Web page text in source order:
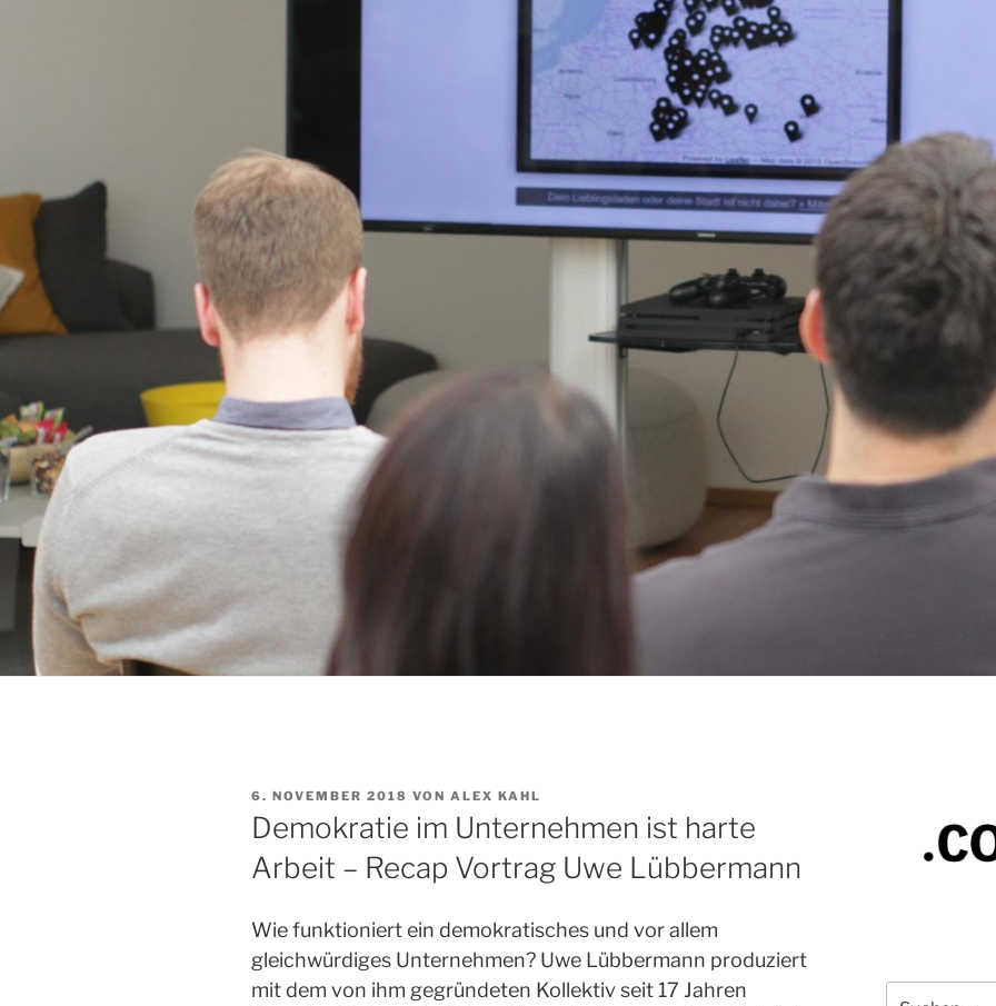
VERÖFFENTLICHT
6. NOVEMBER 2018 VON ALEX KAHL
Demokratie im Unternehmen ist harte
Arbeit – Recap Vortrag Uwe Lübbermann
Wie funktioniert ein demokratisches und vor allem
gleichwürdiges Unternehmen? Uwe Lübbermann produziert
mit dem von ihm gegründeten Kollektiv seit 17 Jahren